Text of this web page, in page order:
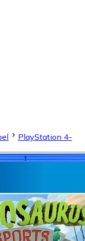
PlayStation 4-